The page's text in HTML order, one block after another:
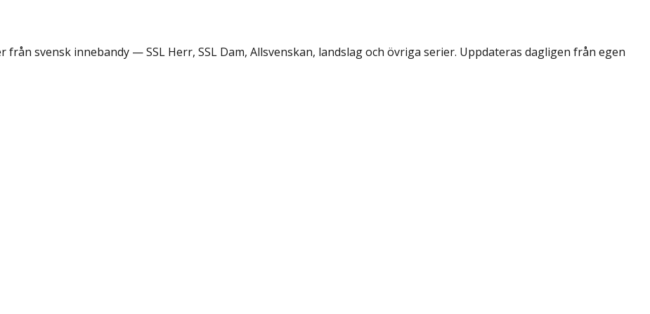
svensk innebandy — SSL Herr, SSL Dam, Allsvenskan, landslag och övriga serier. Uppdateras dagligen från egen